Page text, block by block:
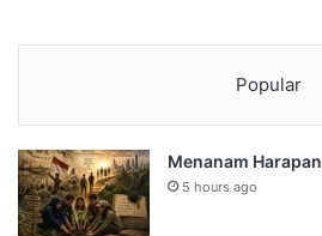
Popular
Menanam Harapan
5 hours ago